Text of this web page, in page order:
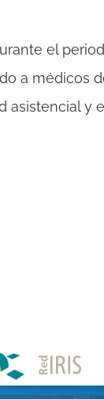
el
a médicos
asistencial y